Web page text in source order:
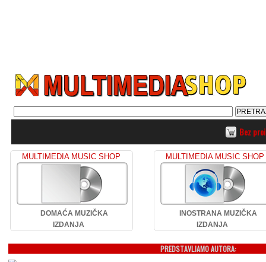
Bez
MULTIMEDIA MUSIC SHOP
DOMAĆA MUZIČKA
IZDANJA
MULTIMEDIA MUSIC SHOP
INOSTRANA MUZIČKA
IZDANJA
PREDSTAVLJAMO AUTORA: